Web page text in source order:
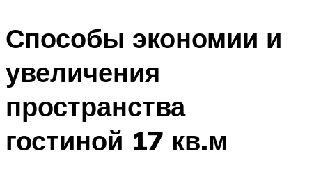
Способы экономии и
увеличения
пространства
гостиной 17 кв.м